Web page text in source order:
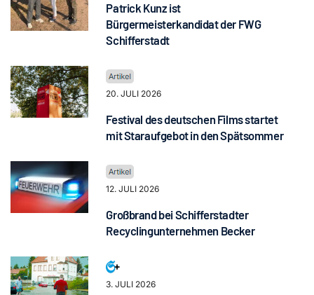
Patrick Kunz ist
Bürgermeisterkandidat der FWG
Schifferstadt
20. JULI 2026
Festival des deutschen Films startet
mit Staraufgebot in den Spätsommer
12. JULI 2026
Großbrand bei Schifferstadter
Recyclingunternehmen Becker
3. JULI 2026